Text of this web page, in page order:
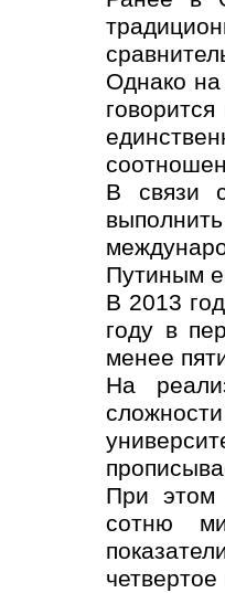
Однако на
В связи
Путиным
В 2013
году в
менее
На
При этом
сотню